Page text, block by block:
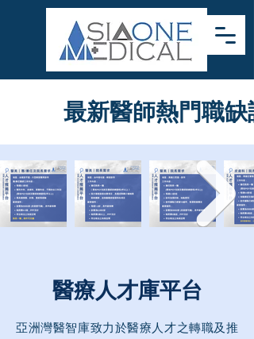
最新醫師熱門職缺
醫療人才庫平台
亞洲灣醫智庫致力於醫療人才之轉職及推